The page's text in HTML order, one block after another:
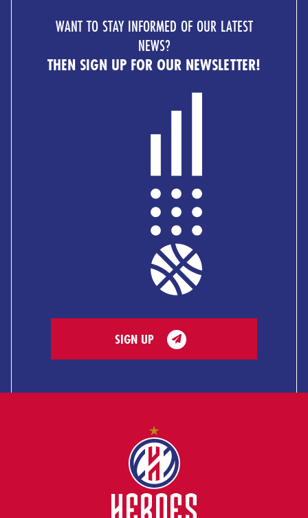
WANT TO STAY INFORMED OF OUR LATEST
NEWS?
THEN SIGN UP FOR OUR NEWSLETTER!
SIGN UP